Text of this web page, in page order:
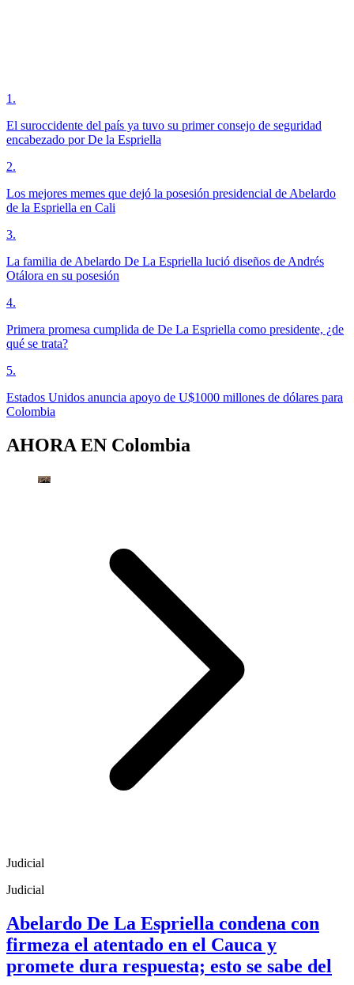
1 .
El suroccidente del país ya tuvo su primer consejo de seguridad
encabezado por De la Espriella
2.
Los mejores memes que dejó la posesión presidencial de Abelardo
de la Espriella en Cali
3.
La familia de Abelardo De La Espriella lució diseños de Andrés
Otálora en su posesión
4.
Primera promesa cumplida de De La Espriella como presidente, ¿de
qué se trata?
5.
Estados Unidos anuncia apoyo de U$1000 millones de dólares para
Colombia
AHORA EN Colombia
Judicial
Judicial
Abelardo De La Espriella condena con
firmeza el atentado en el Cauca y
promete dura respuesta; esto se sabe del